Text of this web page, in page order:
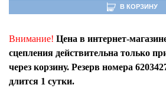
В КОРЗИНУ
Внимание! Цена в интернет-
сцепления действительна только
через корзину. Резерв номера
длится 1 сутки.